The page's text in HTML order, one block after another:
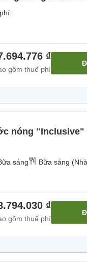
₫
gồm thuế phí
nóng "Inclusive"
sáng Bữa sáng
₫
gồm thuế phí